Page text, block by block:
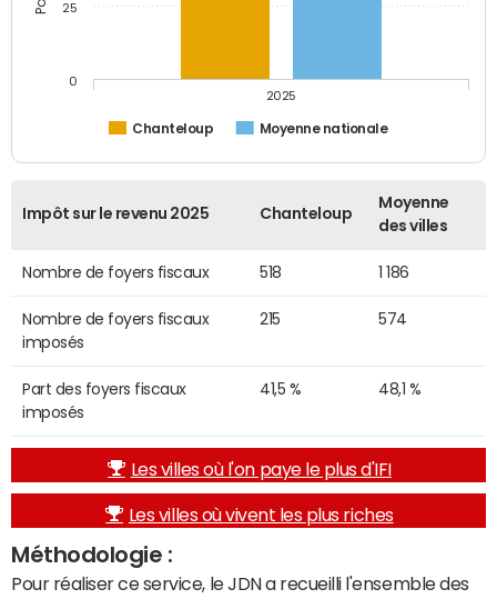
Chanteloup Moyenne nationale
2025
0
25
Impôt sur le revenu 2025 Chanteloup
Moyenne
des villes
Nombre de foyers fiscaux 518 1 186
Nombre de foyers fiscaux
imposés
215 574
Part des foyers fiscaux
imposés
41,5 % 48,1 %
Les villes où l'on paye le plus d'IFI
Les villes où vivent les plus riches
Méthodologie :
Pour réaliser ce service, le JDN a recueilli l'ensemble des